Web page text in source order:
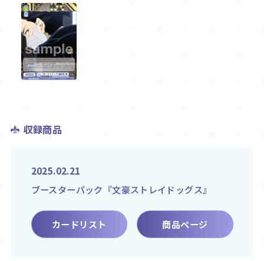
収録商品
2025.02.21
ブースターパック『文豪ストレイドッグス』
カードリスト 商品ページ